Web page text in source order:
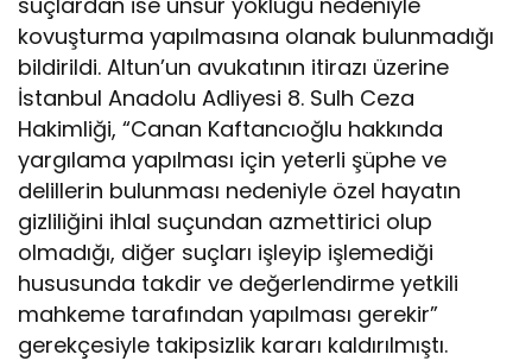
kovuşturma yapılmasına olanak bulunmadığı
bildirildi. Altun’un avukatının itirazı üzerine
İstanbul Anadolu Adliyesi 8. Sulh Ceza
Hakimliği, “Canan Kaftancıoğlu hakkında
yargılama yapılması için yeterli şüphe ve
delillerin bulunması nedeniyle özel hayatın
gizliliğini ihlal suçundan azmettirici olup
olmadığı, diğer suçları işleyip işlemediği
hususunda takdir ve değerlendirme yetkili
mahkeme tarafından yapılması gerekir”
gerekçesiyle takipsizlik kararı kaldırılmıştı.